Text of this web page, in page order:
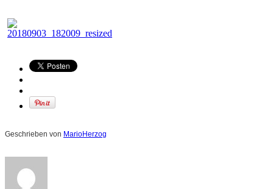
Geschrieben von MarioHerzog